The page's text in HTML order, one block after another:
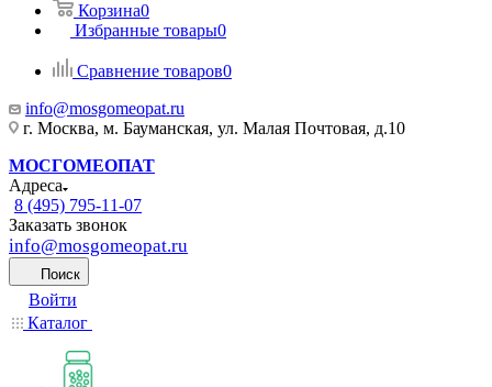
Корзина0
Избранные товары0
Сравнение товаров0
info@mosgomeopat.ru
г. Москва, м. Бауманская, ул. Малая Почтовая, д.10
МОСГОМЕОПАТ
Адреса
8 (495) 795-11-07
Заказать звонок
info@mosgomeopat.ru
Поиск
Войти
Каталог